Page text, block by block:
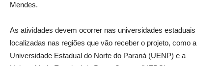
Mendes.
As atividades devem ocorrer nas universidades estaduais
localizadas nas regiões que vão receber o projeto, como a
Universidade Estadual do Norte do Paraná (UENP) e a